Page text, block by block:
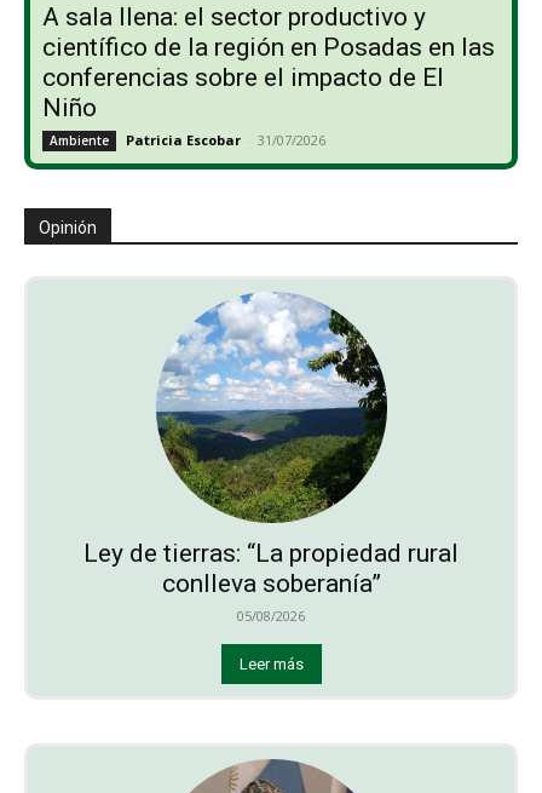
A sala llena: el sector productivo y
científico de la región en Posadas en las
conferencias sobre el impacto de El
Niño
Ambiente Patricia Escobar - 31/07/2026
Opinión
Ley de tierras: “La propiedad rural
conlleva soberanía”
05/08/2026
Leer más